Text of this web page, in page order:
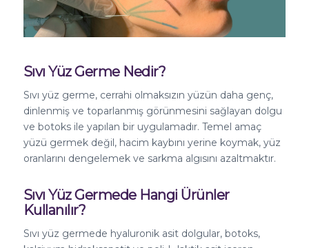
Sıvı Yüz Germe Nedir?
Sıvı yüz germe, cerrahi olmaksızın yüzün daha genç,
dinlenmiş ve toparlanmış görünmesini sağlayan dolgu
ve botoks ile yapılan bir uygulamadır. Temel amaç
yüzü germek değil, hacim kaybını yerine koymak, yüz
oranlarını dengelemek ve sarkma algısını azaltmaktır.
Sıvı Yüz Germede Hangi Ürünler
Kullanılır?
Sıvı yüz germede hyaluronik asit dolgular, botoks,